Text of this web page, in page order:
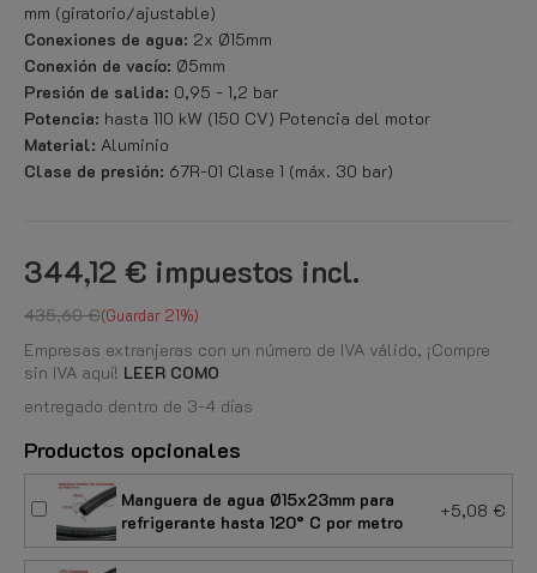
mm (giratorio/ajustable)
Conexiones de agua: 2x Ø15mm
Conexión de vacío: Ø5mm
Presión de salida: 0,95 - 1,2 bar
Potencia: hasta 110 kW (150 CV) Potencia del motor
Material: Aluminio
Clase de presión: 67R-01 Clase 1 (máx. 30 bar)
344,12 € impuestos incl.
435,60 € Guardar 21%
Empresas extranjeras con un número de IVA válido, ¡Compre
sin IVA aquí! LEER COMO
entregado dentro de 3-4 días
Productos opcionales
Manguera de agua Ø15x23mm para
refrigerante hasta 120° C por metro
+5,08 €